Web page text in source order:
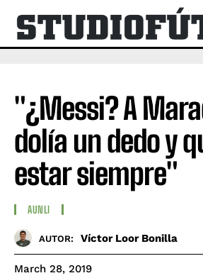
"¿Messi? A
dolía un dedo y
estar siempre"
AUNLI
AUTOR: Víctor Loor Bonilla
March 28, 2019